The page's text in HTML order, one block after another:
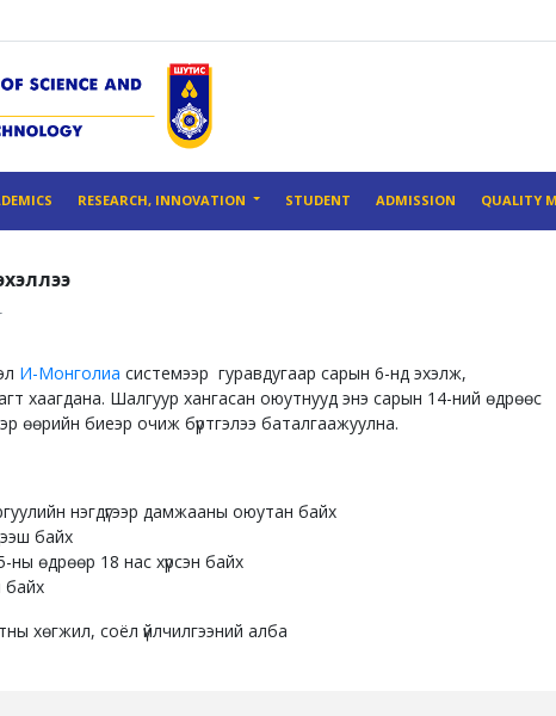
RESEARCH, INNOVATION STUDENT ADMISSION QUALITY
И-Монголиа системээр гуравдугаар сарын 6-нд эхэлж,
хаагдана. Шалгуур хангасан оюутнууд энэ сарын 14-ний өдрөөс
өөрийн биеэр очиж бүртгэлээ баталгаажуулна.
нэгдүгээр дамжааны оюутан байх
байх
өдрөөр 18 нас хүрсэн байх
байх
хөгжил, соёл үйлчилгээний алба